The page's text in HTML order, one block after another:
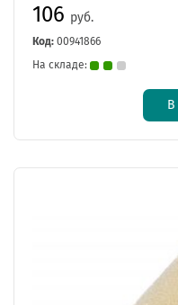
106 руб.
Код: 00941866
На складе:
В